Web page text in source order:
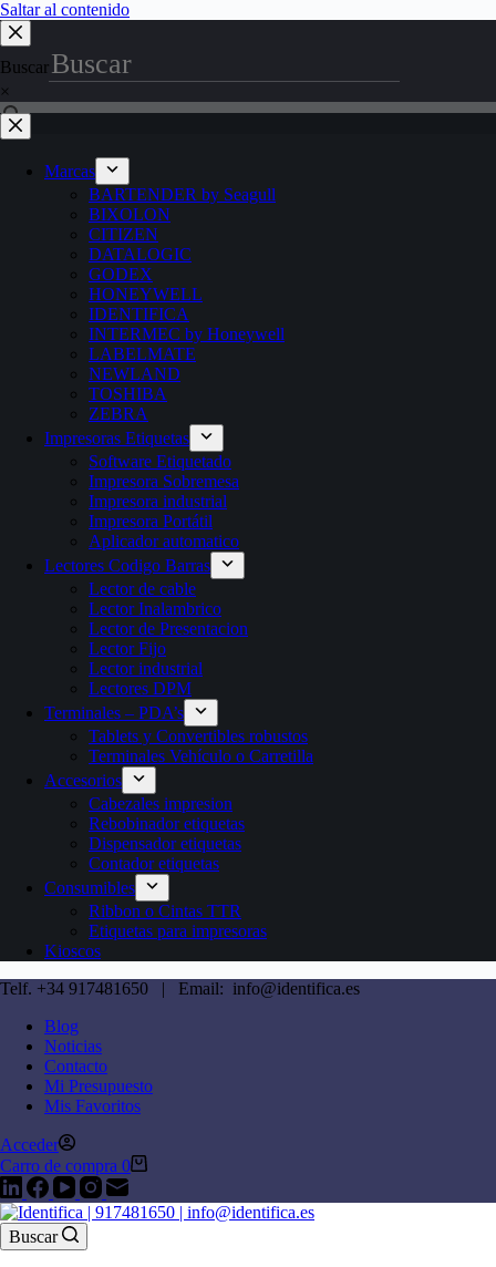
Saltar al contenido
Buscar
×
Marcas
BARTENDER by Seagull
BIXOLON
CITIZEN
DATALOGIC
GODEX
HONEYWELL
IDENTIFICA
INTERMEC by Honeywell
LABELMATE
NEWLAND
TOSHIBA
ZEBRA
Impresoras Etiquetas
Software Etiquetado
Impresora Sobremesa
Impresora industrial
Impresora Portátil
Aplicador automatico
Lectores Codigo Barras
Lector de cable
Lector Inalambrico
Lector de Presentacion
Lector Fijo
Lector industrial
Lectores DPM
Terminales – PDA’s
Tablets y Convertibles robustos
Terminales Vehículo o Carretilla
Accesorios
Cabezales impresion
Rebobinador etiquetas
Dispensador etiquetas
Contador etiquetas
Consumibles
Ribbon o Cintas TTR
Etiquetas para impresoras
Kioscos
Telf. +34 917481650 | Email: info@identifica.es
Blog
Noticias
Contacto
Mi Presupuesto
Mis Favoritos
Acceder
Carro de compra 0
Buscar